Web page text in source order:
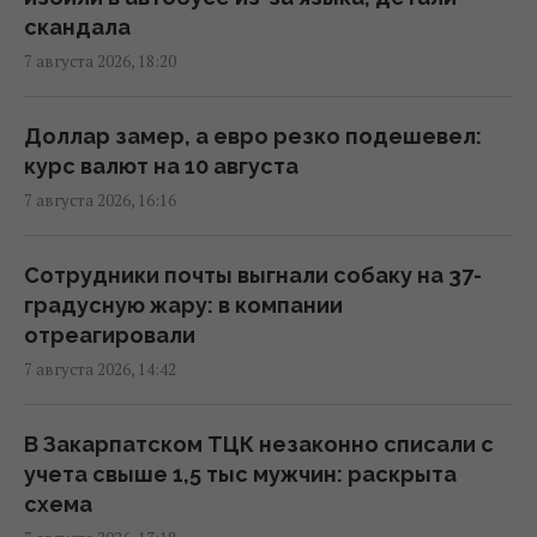
"Черноморец" в Одессе (фото, видео)
16:37 пятница, 07 августа 2026
Дроны уже полдня атакуют Крым: ГУР
провел "морской парад" в Ялте
16:31 пятница, 07 августа 2026
"Будет волна банкротства": разгром
складов Wildberries больно бьет по РФ, -
Die Welt
16:22 пятница, 07 августа 2026
В уголовном деле рынка "Столичный"
материалами стали сообщения о
поддержке ВСУ, - СМИ
16:06 пятница, 07 августа 2026
скандала
7 августа 2026, 18:20
Доллар замер, а евро резко подешевел:
курс валют на 10 августа
7 августа 2026, 16:16
Сотрудники почты выгнали собаку на 37-
градусную жару: в компании
отреагировали
7 августа 2026, 14:42
В Закарпатском ТЦК незаконно списали с
учета свыше 1,5 тыс мужчин: раскрыта
схема